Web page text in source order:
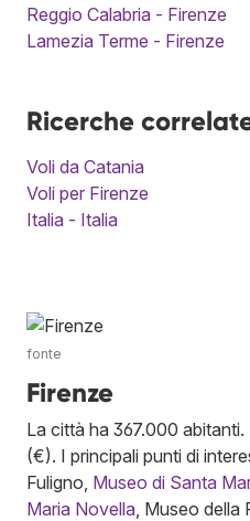
Reggio Calabria - Firenze
Lamezia Terme - Firenze
Ricerche
Voli da Catania
Voli per Firenze
Italia - Italia
fonte
Firenze
La città ha 367.000
(€). I principali punti di
Fuligno, Museo di Santa
Maria Novella , Museo